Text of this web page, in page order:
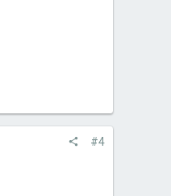
#4